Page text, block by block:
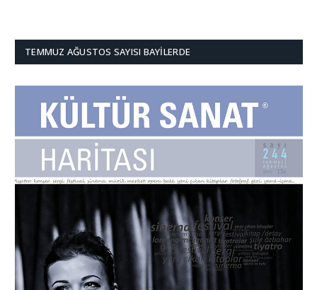
TEMMUZ AĞUSTOS SAYISI BAYILERDE